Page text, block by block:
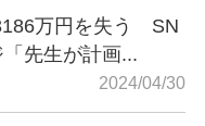
万円を失う SN
先生が計画...
2024/04/30